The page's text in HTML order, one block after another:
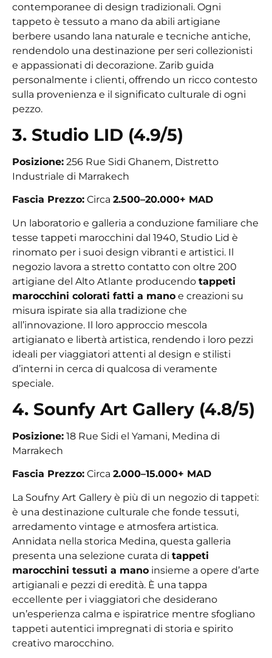
contemporanee di design tradizionali. Ogni
tappeto è tessuto a mano da abili artigiane
berbere usando lana naturale e tecniche antiche,
rendendolo una destinazione per seri collezionisti
e appassionati di decorazione. Zarib guida
personalmente i clienti, offrendo un ricco contesto
sulla provenienza e il significato culturale di ogni
pezzo.
3. Studio LID (4.9/5)
Posizione: 256 Rue Sidi Ghanem, Distretto
Industriale di Marrakech
Fascia Prezzo: Circa 2.500–20.000+ MAD
Un laboratorio e galleria a conduzione familiare che
tesse tappeti marocchini dal 1940, Studio Lid è
rinomato per i suoi design vibranti e artistici. Il
negozio lavora a stretto contatto con oltre 200
artigiane del Alto Atlante producendo tappeti
marocchini colorati fatti a mano e creazioni su
misura ispirate sia alla tradizione che
all’innovazione. Il loro approccio mescola
artigianato e libertà artistica, rendendo i loro pezzi
ideali per viaggiatori attenti al design e stilisti
d’interni in cerca di qualcosa di veramente
speciale.
4. Sounfy Art Gallery (4.8/5)
Posizione: 18 Rue Sidi el Yamani, Medina di
Marrakech
Fascia Prezzo: Circa 2.000–15.000+ MAD
La Soufny Art Gallery è più di un negozio di tappeti:
è una destinazione culturale che fonde tessuti,
arredamento vintage e atmosfera artistica.
Annidata nella storica Medina, questa galleria
presenta una selezione curata di tappeti
marocchini tessuti a mano insieme a opere d’arte
artigianali e pezzi di eredità. È una tappa
eccellente per i viaggiatori che desiderano
un’esperienza calma e ispiratrice mentre sfogliano
tappeti autentici impregnati di storia e spirito
creativo marocchino.